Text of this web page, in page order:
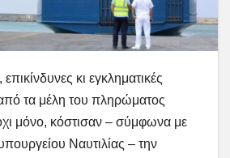
κι εγκληματικές
από τα μέλη του πληρώματος
μόνο, κόστισαν – σύμφωνα με
Ναυτιλίας – την